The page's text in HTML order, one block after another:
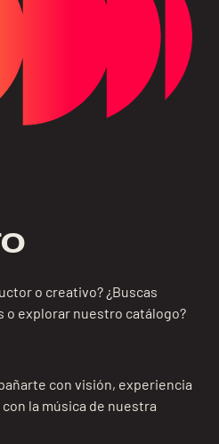
o creativo? ¿Buscas
o explorar nuestro catálogo?
con visión, experiencia
la música de nuestra